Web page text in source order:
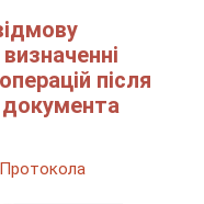
після
документа